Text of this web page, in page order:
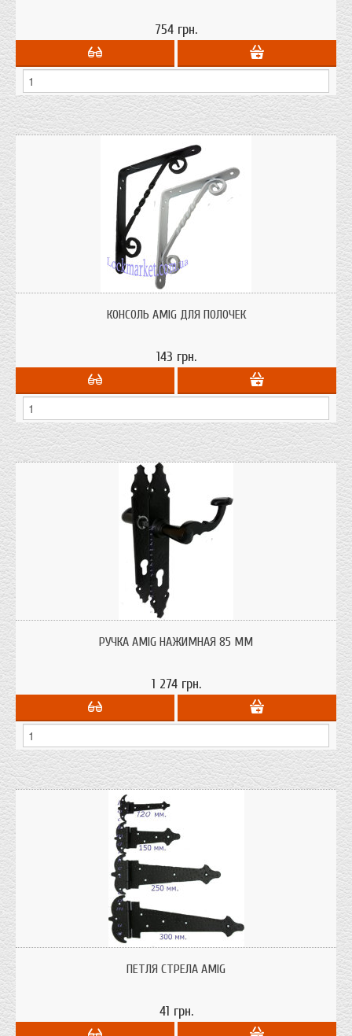
754 грн.
эпоксидное; производитель - Испания;КОНСОЛЬ AMIG ДЛЯ ПОЛОЧЕК
143 грн.
черное эпоксидное; сделано в Испании;
РУЧКА AMIG НАЖИМНАЯ 85 ММ
1 274 грн.
высококачественная сталь; цвет: черный;
ПЕТЛЯ СТРЕЛА AMIG
41 грн.